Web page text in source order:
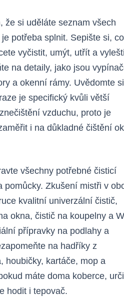
že si uděláte seznam všech
potřeba splnit. Sepište si, co
vyčistit, umýt, utřít a
na detaily, jako jsou
a okenní rámy. Uvědomte
je specifický kvůli větší
vzduchu, proto je
i na důkladné čištění
všechny potřebné čisticí
pomůcky. Zkušení mistři v
kvalitní univerzální čistič,
okna, čistič na koupelny a
přípravky na podlahy a
na hadříky z
houbičky, kartáče, mop a
máte doma koberce,
hodit i tepovač.